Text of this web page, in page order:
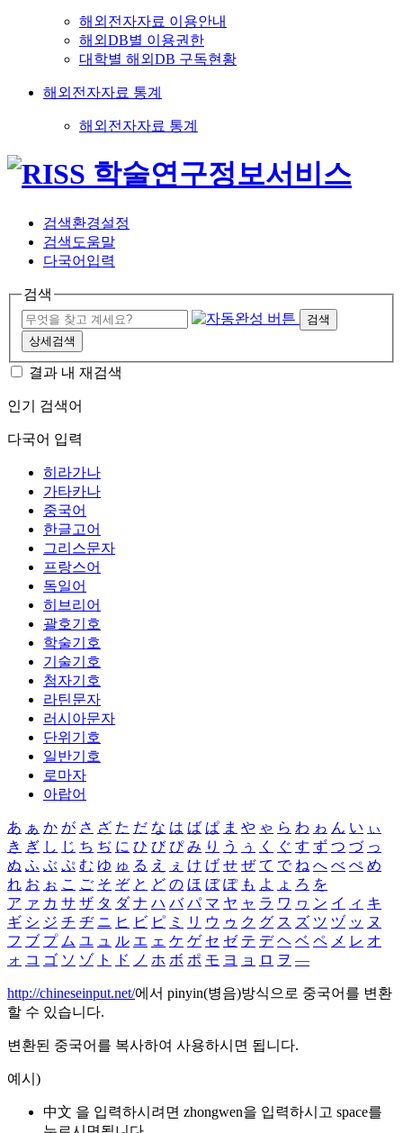
해외전자자료 이용안내
해외DB별 이용권한
대학별 해외DB 구독현황
해외전자자료 통계
해외전자자료 통계
검색환경설정
검색도움말
다국어입력
검색
검색
상세검색
결과 내 재검색
인기 검색어
다국어 입력
히라가나
가타카나
중국어
한글고어
그리스문자
프랑스어
독일어
히브리어
괄호기호
학술기호
기술기호
첨자기호
라틴문자
러시아문자
단위기호
일반기호
로마자
아랍어
あ ぁ か が さ ざ た だ な は ば ぱ ま や ゃ ら わ ゎ ん い ぃ
き ぎ し じ ち ぢ に ひ び ぴ み り う ぅ く ぐ す ず つ づ っ
ぬ ふ ぶ ぷ む ゆ ゅ る え ぇ け げ せ ぜ て で ね へ べ ぺ め
れ お ぉ こ ご そ ぞ と ど の ほ ぼ ぽ も よ ょ ろ を
ア ァ カ サ ザ タ ダ ナ ハ バ パ マ ヤ ャ ラ ワ ヮ ン イ ィ キ
ギ シ ジ チ ヂ ニ ヒ ビ ピ ミ リ ウ ゥ ク グ ス ズ ツ ヅ ッ ヌ
フ ブ プ ム ユ ュ ル エ ェ ケ ゲ セ ゼ テ デ ヘ ベ ペ メ レ オ
ォ コ ゴ ソ ゾ ト ド ノ ホ ボ ポ モ ヨ ョ ロ ヲ ―
http://chineseinput.net/에서 pinyin(병음)방식으로 중국어를 변환
할 수 있습니다.
변환된 중국어를 복사하여 사용하시면 됩니다.
예시)
中文 을 입력하시려면 zhongwen을 입력하시고 space를